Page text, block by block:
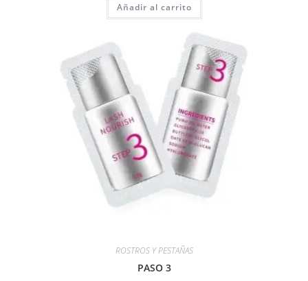
Añadir al carrito
ROSTROS Y PESTAÑAS
PASO 3